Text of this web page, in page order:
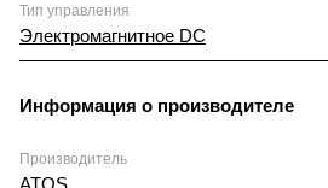
Тип управления
Электромагнитное DC
Информация о производителе
Производитель
ATOS